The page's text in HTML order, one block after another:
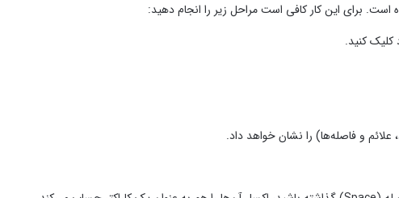
است. برای این کار کافی است مراحل زیر را انجام دهید:
کلیک کنید.